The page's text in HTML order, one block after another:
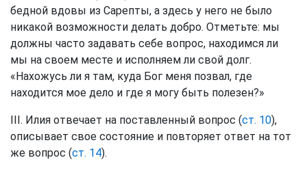
бедной вдовы из Сарепты, а здесь у него не было
никакой возможности делать добро. Отметьте: мы
должны часто задавать себе вопрос, находимся ли
мы на своем месте и исполняем ли свой долг.
«Нахожусь ли я там, куда Бог меня позвал, где
находится мое дело и где я могу быть полезен?»
III. Илия отвечает на поставленный вопрос (ст. 10),
описывает свое состояние и повторяет ответ на тот
же вопрос (ст. 14).